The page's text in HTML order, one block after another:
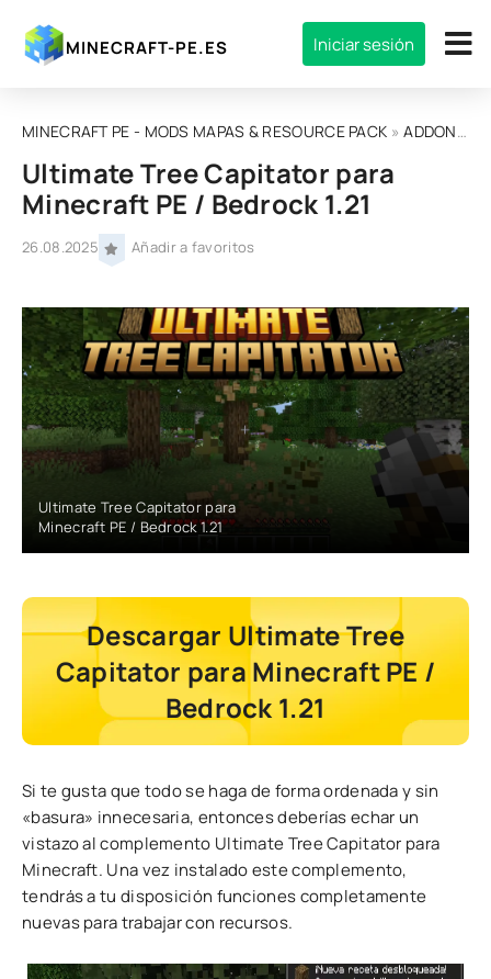
MINECRAFT-PE.ES Iniciar sesión
MINECRAFT PE - MODS MAPAS & RESOURCE PACK »ADDONS
Ultimate Tree Capitator para
Minecraft PE / Bedrock 1.21
26.08.2025 Añadir a favoritos
Ultimate Tree Capitator para
Minecraft PE / Bedrock 1.21
Descargar Ultimate Tree
Capitator para Minecraft PE /
Bedrock 1.21
Si te gusta que todo se haga de forma ordenada y sin
«basura» innecesaria, entonces deberías echar un
vistazo al complemento Ultimate Tree Capitator para
Minecraft. Una vez instalado este complemento,
tendrás a tu disposición funciones completamente
nuevas para trabajar con recursos.